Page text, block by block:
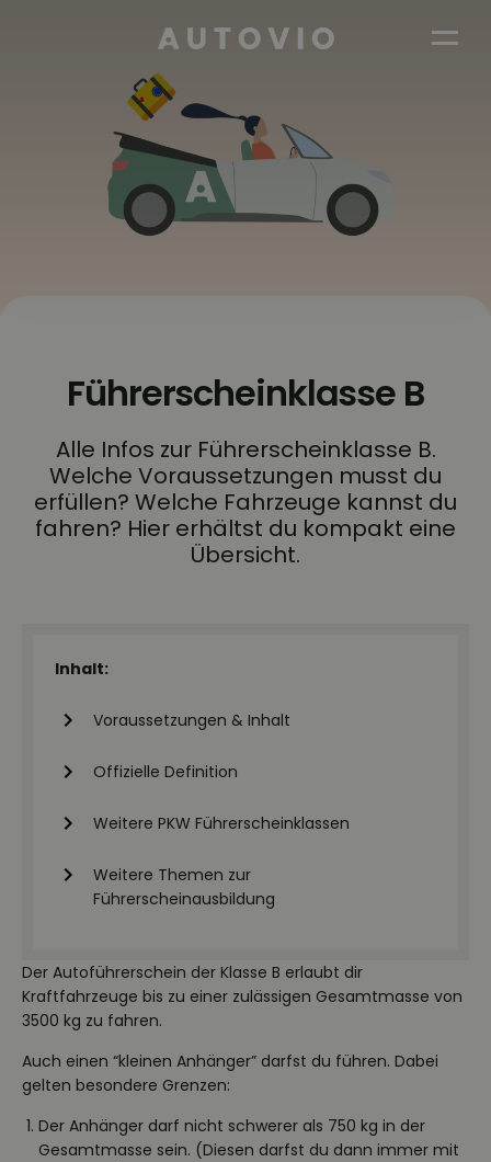
AUTOVIO
Führerscheinklasse B
Alle Infos zur Führerscheinklasse B.
Welche Voraussetzungen musst du
erfüllen? Welche Fahrzeuge kannst du
fahren? Hier erhältst du kompakt eine
Übersicht.
Inhalt:
Voraussetzungen & Inhalt
Offizielle Definition
Weitere PKW Führerscheinklassen
Weitere Themen zur
Führerscheinausbildung
Der Autoführerschein der Klasse B erlaubt dir
Kraftfahrzeuge bis zu einer zulässigen Gesamtmasse von
3500 kg zu fahren.
Auch einen “kleinen Anhänger” darfst du führen. Dabei
gelten besondere Grenzen:
Der Anhänger darf nicht schwerer als 750 kg in der
Gesamtmasse sein. (Diesen darfst du dann immer mit